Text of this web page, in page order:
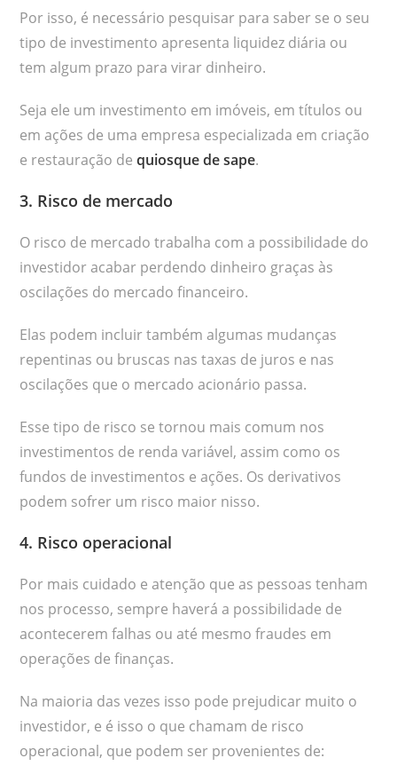
Por isso, é necessário pesquisar para saber se o seu
tipo de investimento apresenta liquidez diária ou
tem algum prazo para virar dinheiro.
Seja ele um investimento em imóveis, em títulos ou
em ações de uma empresa especializada em criação
e restauração dequiosque de sape.
3. Risco de mercado
O risco de mercado trabalha com a possibilidade do
investidor acabar perdendo dinheiro graças às
oscilações do mercado financeiro.
Elas podem incluir também algumas mudanças
repentinas ou bruscas nas taxas de juros e nas
oscilações que o mercado acionário passa.
Esse tipo de risco se tornou mais comum nos
investimentos de renda variável, assim como os
fundos de investimentos e ações. Os derivativos
podem sofrer um risco maior nisso.
4. Risco operacional
Por mais cuidado e atenção que as pessoas tenham
nos processo, sempre haverá a possibilidade de
acontecerem falhas ou até mesmo fraudes em
operações de finanças.
Na maioria das vezes isso pode prejudicar muito o
investidor, e é isso o que chamam de risco
operacional, que podem ser provenientes de: